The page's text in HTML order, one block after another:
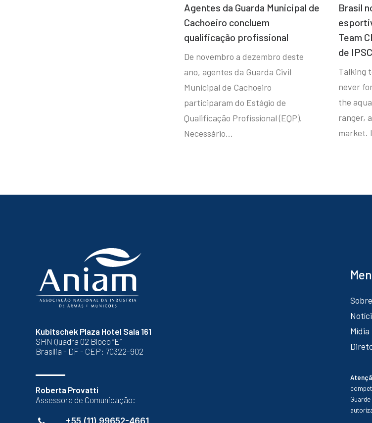
Agentes da Guarda Municipal de
Cachoeiro concluem
qualificação profissional
De novembro a dezembro deste
ano, agentes da Guarda Civil
Municipal de Cachoeiro
participaram do Estágio de
Qualificação Profissional (EQP).
Necessário…
Brasil
Team
de
Talking
never
the
ranger,
market.
Kubitschek Plaza Hotel Sala 161
SHN Quadra 02 Bloco “E”
Brasília - DF - CEP: 70322-902
Roberta Provatti
Assessora de Comunicação:
+55 (11) 99652-4661